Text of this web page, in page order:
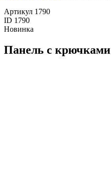
Артикул 1790
ID 1790
Новинка
Панель с крючками